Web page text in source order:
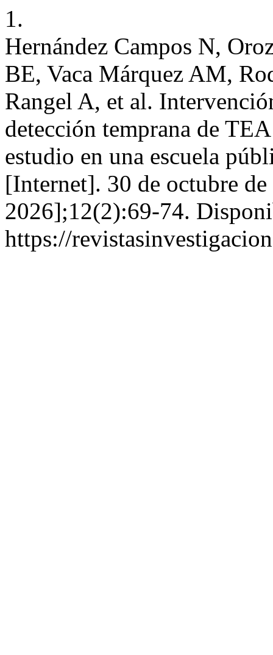
1.
Hernández Campos N,
BE, Vaca Márquez AM,
Rangel A, et al.
detección temprana de
estudio en una escuela
[Internet]. 30 de octubre
2026];12(2):69-74.
https://